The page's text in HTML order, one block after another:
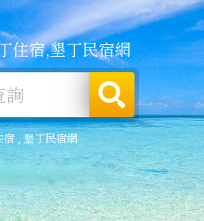
住宿,墾丁民宿網
宿,墾丁民宿網